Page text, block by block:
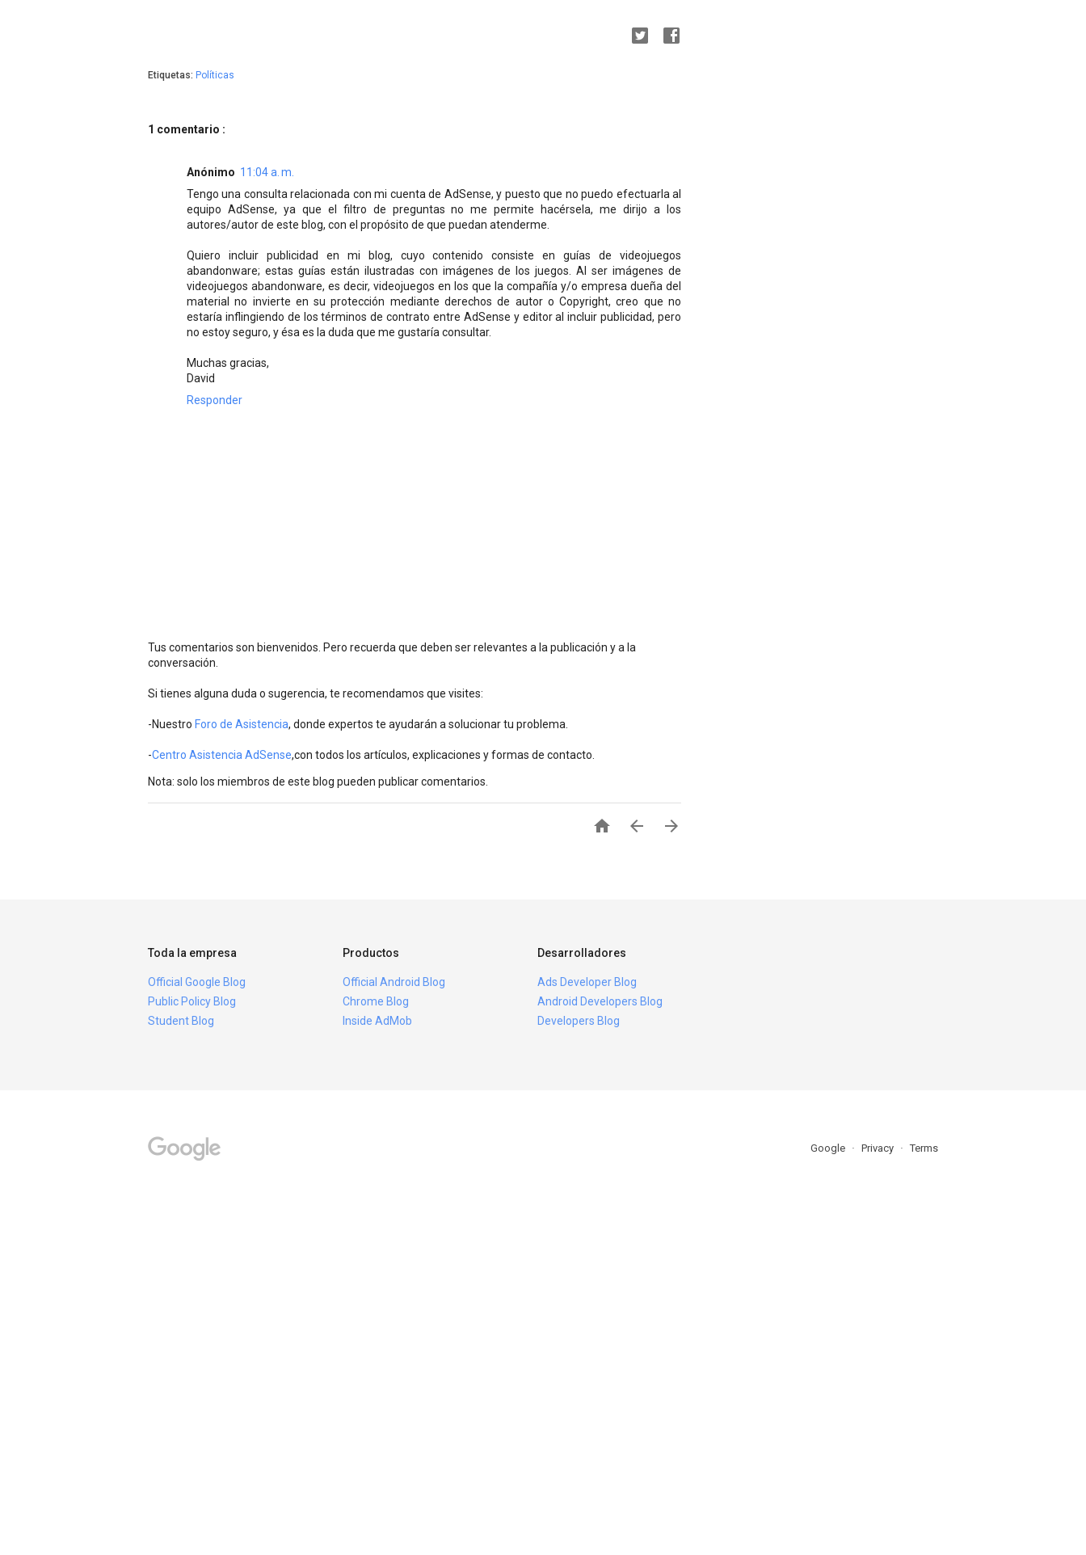
Etiquetas: Políticas
1 comentario :
Anónimo 11:04 a. m.
Tengo una consulta relacionada con mi cuenta de AdSense, y puesto que no puedo efectuarla al
equipo AdSense, ya que el filtro de preguntas no me permite hacérsela, me dirijo a los
autores/autor de este blog, con el propósito de que puedan atenderme.
Quiero incluir publicidad en mi blog, cuyo contenido consiste en guías de videojuegos
abandonware; estas guías están ilustradas con imágenes de los juegos. Al ser imágenes de
videojuegos abandonware, es decir, videojuegos en los que la compañía y/o empresa dueña del
material no invierte en su protección mediante derechos de autor o Copyright, creo que no
estaría inflingiendo de los términos de contrato entre AdSense y editor al incluir publicidad, pero
no estoy seguro, y ésa es la duda que me gustaría consultar.
Muchas gracias,
David
Responder
Tus comentarios son bienvenidos. Pero recuerda que deben ser relevantes a la publicación y a la
conversación.
Si tienes alguna duda o sugerencia, te recomendamos que visites:
-Nuestro Foro de Asistencia, donde expertos te ayudarán a solucionar tu problema.
-Centro Asistencia AdSense,con todos los artículos, explicaciones y formas de contacto.
Nota: solo los miembros de este blog pueden publicar comentarios.
  
Toda la empresa
Official Google Blog
Public Policy Blog
Student Blog
Productos
Official Android Blog
Chrome Blog
Inside AdMob
Desarrolladores
Ads Developer Blog
Android Developers Blog
Developers Blog
Google Privacy Terms